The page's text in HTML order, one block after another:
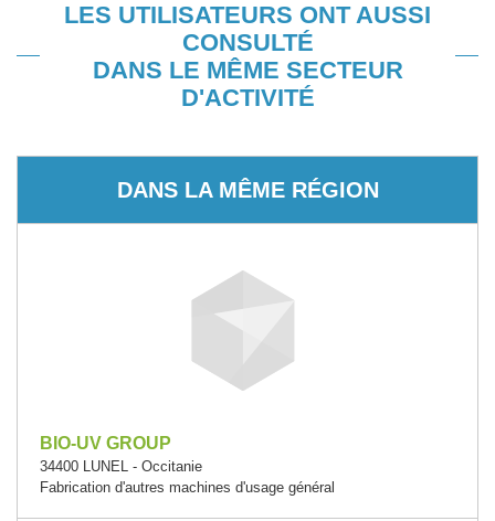
LES UTILISATEURS ONT AUSSI
CONSULTÉ
DANS LE MÊME SECTEUR
D'ACTIVITÉ
DANS LA MÊME RÉGION
BIO-UV GROUP
34400 LUNEL - Occitanie
Fabrication d'autres machines d'usage général